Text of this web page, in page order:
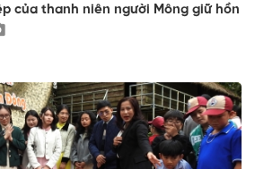
của thanh niên người Mông giữ hồn